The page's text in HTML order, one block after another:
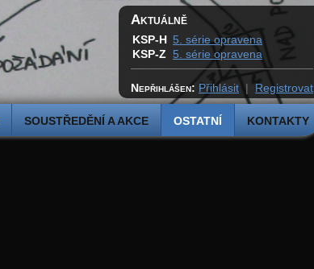
SOUSTŘEDĚNÍ A AKCE OSTATNÍ KONTAKTY
Aktuálně
KSP-H 5. série opravena
KSP-Z 5. série opravena
Nepřihlášen: Přihlásit | Registrovat